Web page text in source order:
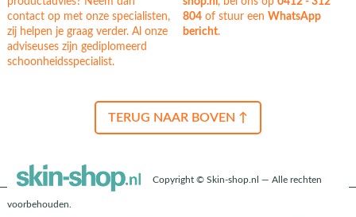
contact op met onze specialisten,
zij helpen je graag verder. Al onze
adviseuses zijn gediplomeerd
schoonheidsspecialist.
804 of stuur eenWhatsApp
bericht.
TERUG NAAR BOVEN ↑
Copyright © Skin-shop.nl — Alle rechten
voorbehouden.